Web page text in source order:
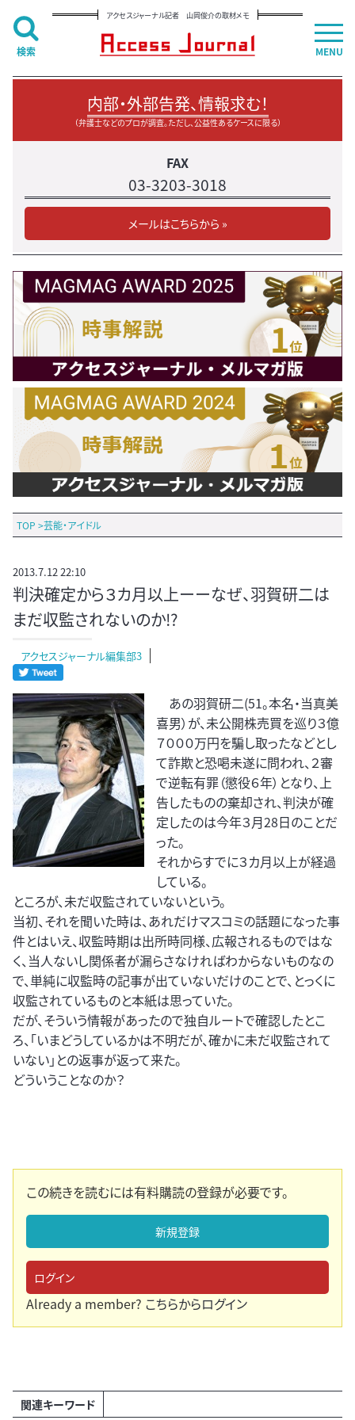
アクセスジャーナル記者 山岡俊介の取材メモ
内部・外部告発、情報求む！
（弁護士などのプロが調査。ただし、公益性あるケースに限る）
FAX
03-3203-3018
メールはこちらから »
TOP >芸能・アイドル
2013.7.12 22:10
判決確定から３カ月以上ーーなぜ、羽賀研二は
まだ収監されないのか!?
アクセスジャーナル編集部3
あの羽賀研二(51。本名・当真美
喜男）が、未公開株売買を巡り３億
７０００万円を騙し取ったなどとし
て詐欺と恐喝未遂に問われ、２審
で逆転有罪（懲役６年）となり、上
告したものの棄却され、判決が確
定したのは今年３月28日のことだ
った。
それからすでに３カ月以上が経過
している。
ところが、未だ収監されていないという。
当初、それを聞いた時は、あれだけマスコミの話題になった事
件とはいえ、収監時期は出所時同様、広報されるものではな
く、当人ないし関係者が漏らさなければわからないものなの
で、単純に収監時の記事が出ていないだけのことで、とっくに
収監されているものと本紙は思っていた。
だが、そういう情報があったので独自ルートで確認したとこ
ろ、「いまどうしているかは不明だが、確かに未だ収監されて
いない」との返事が返って来た。
どういうことなのか？
この続きを読むには有料購読の登録が必要です。
新規登録
ログイン
Already a member? こちらからログイン
関連キーワード
MENU
検索